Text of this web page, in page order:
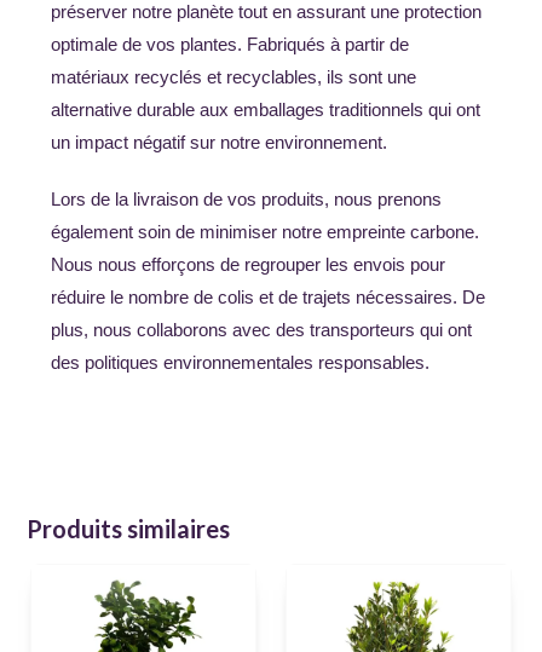
préserver notre planète tout en assurant une protection
optimale de vos plantes. Fabriqués à partir de
matériaux recyclés et recyclables, ils sont une
alternative durable aux emballages traditionnels qui ont
un impact négatif sur notre environnement.
Lors de la livraison de vos produits, nous prenons
également soin de minimiser notre empreinte carbone.
Nous nous efforçons de regrouper les envois pour
réduire le nombre de colis et de trajets nécessaires. De
plus, nous collaborons avec des transporteurs qui ont
des politiques environnementales responsables.
Produits similaires